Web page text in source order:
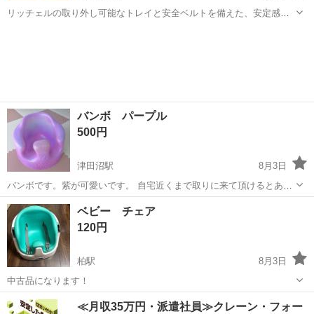
リッチェルの取り外し可能なトレイと安全ベルトを備えた、安定感の
バンボ パープル
500円
津田沼駅
8月3日
バンボです。紫が可愛いです。 自宅近くまで取りに来て頂けるとあり
がたいです。
千葉 船橋市 津田沼駅
ベビー チェア
120円
柏駅
8月3日
中古品になります！
千葉 柏市 柏駅 ベビー用品 ベビー
≪月収35万円・派遣社員≫クレーン・フォー